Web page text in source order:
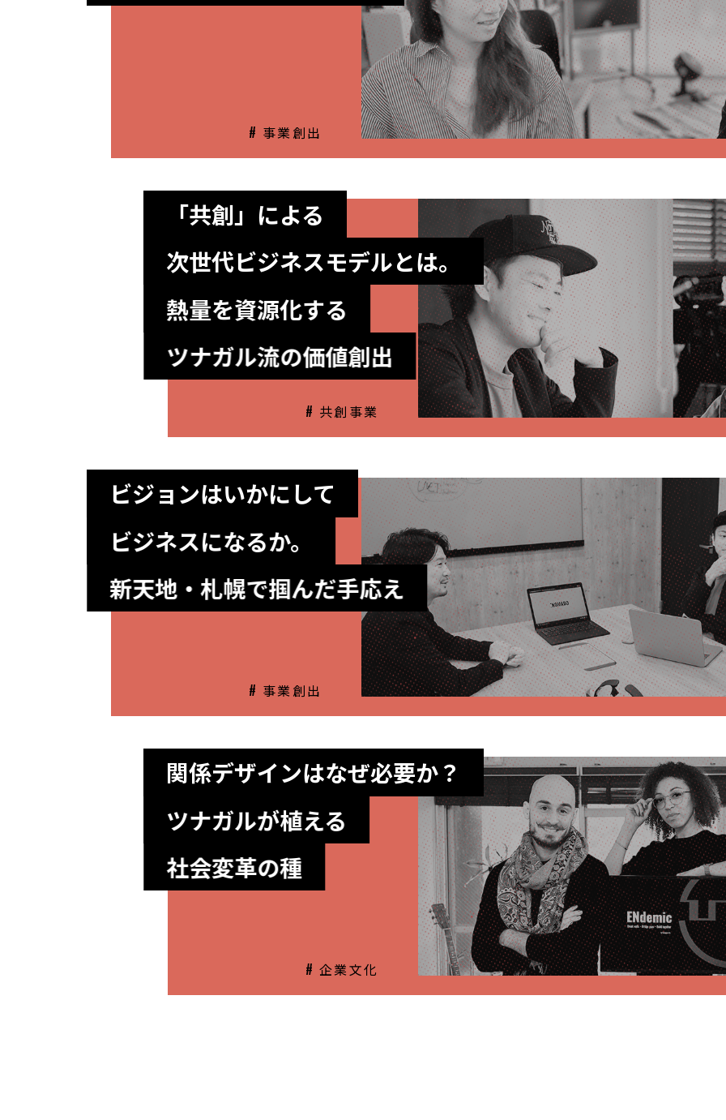
# 事業創出
「共創」による
次世代ビジネスモデルとは。
熱量を資源化する
ツナガル流の価値創出
# 共創事業
ビジョンはいかにして
ビジネスになるか。
新天地・札幌で掴んだ手応え
# 事業創出
関係デザインはなぜ必要か？
ツナガルが植える
社会変革の種
# 企業文化